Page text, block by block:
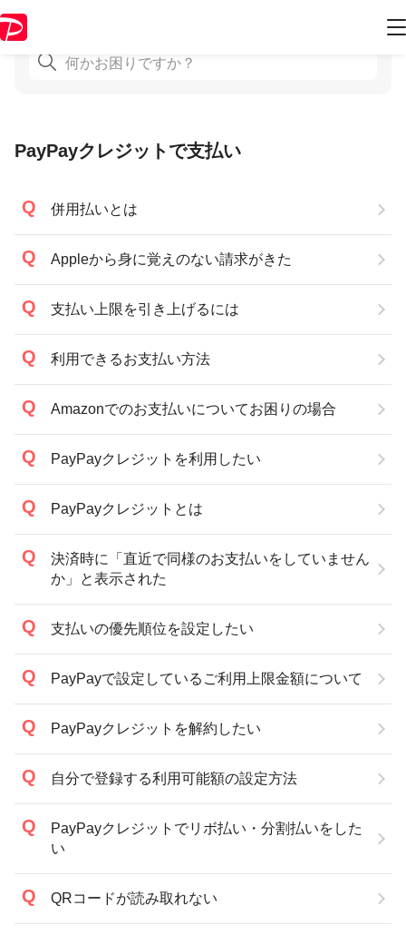
PayPayクレジットで支払い
併用払いとは
Appleから身に覚えのない請求がきた
支払い上限を引き上げるには
利用できるお支払い方法
Amazonでのお支払いについてお困りの場合
PayPayクレジットを利用したい
PayPayクレジットとは
決済時に「直近で同様のお支払いをしていません
か」と表示された
支払いの優先順位を設定したい
PayPayで設定しているご利用上限金額について
PayPayクレジットを解約したい
自分で登録する利用可能額の設定方法
PayPayクレジットでリボ払い・分割払いをした
い
QRコードが読み取れない